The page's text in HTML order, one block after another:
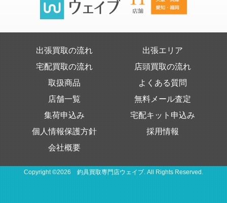
出張買取の流れ
出張エリア
宅配買取の流れ
店頭買取の流れ
取扱商品
よくある質問
店舗一覧
無料メール査定
集荷申込み
宅配キット申込み
個人情報保護方針
採用情報
会社概要
Copyright ©2026 釣具買取専門店ウェイブ. All Rights Reserved.